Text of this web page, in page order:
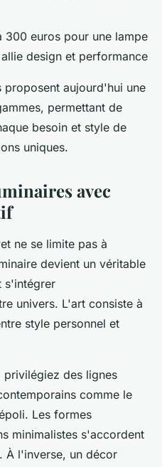
300 euros pour une lampe
design et performance
proposent aujourd'hui une
permettant de
besoin et style de
uniques.
avec
ne se limite pas à
devient un véritable
s'intégrer
univers. L'art consiste à
style personnel et
privilégiez des lignes
comme le
Les formes
minimalistes s'accordent
À l'inverse, un décor